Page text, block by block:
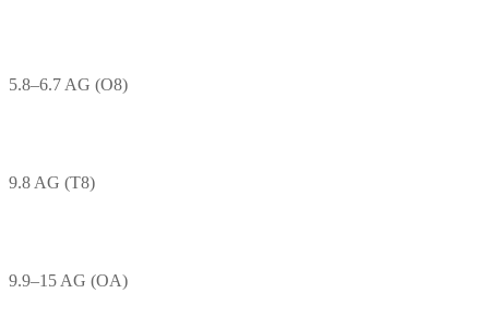
5.8–6.7 AG (O8)
9.8 AG (T8)
9.9–15 AG (OA)